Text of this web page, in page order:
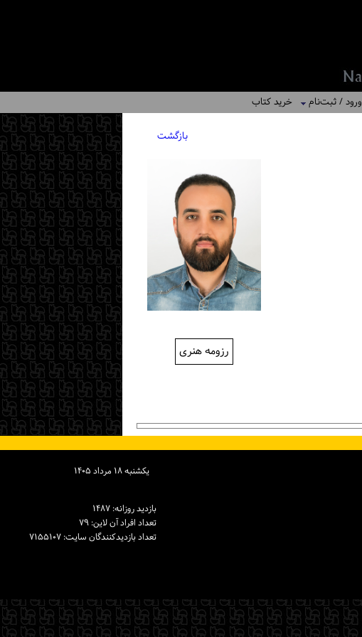
ورود / ثبت‌نام خرید کتاب
بازگشت
رزومه هنری
یكشنبه ۱۸ مرداد ۱۴۰۵
بازدید روزانه: ۱۴۸۷
تعداد افراد آن لاین: ۷۹
تعداد بازدیدكنندگان سایت: ۷۱۵۵۱۰۷